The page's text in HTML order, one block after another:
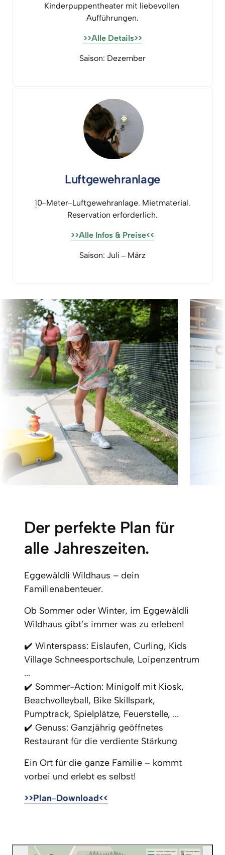
Kinderpuppentheater mit
Aufführungen.
>>Alle Details>>
Saison: Dezember
Luftgewehranlage
10‒Meter‒Luftgewehranlage. Mietmaterial.
Reservation erforderlich.
>>Alle Infos & Preise<<
Saison: Juli ‒ März
Der perfekte Plan für
alle Jahreszeiten.
Eggewäldli Wildhaus – dein
Familienabenteuer.
Ob Sommer oder Winter, im Eggewäldli
Wildhaus gibt’s immer was zu erleben!
✔️ Winterspass: Eislaufen, Curling, Kids
Village Schneesportschule, Loipenzentrum
...
✔️ Sommer-Action: Minigolf mit Kiosk,
Beachvolleyball, Bike Skillspark,
Pumptrack, Spielplätze, Feuerstelle, ...
✔️ Genuss: Ganzjährig geöffnetes
Restaurant für die verdiente Stärkung
Ein Ort für die ganze Familie – kommt
vorbei und erlebt es selbst!
>>Plan‒Download<<